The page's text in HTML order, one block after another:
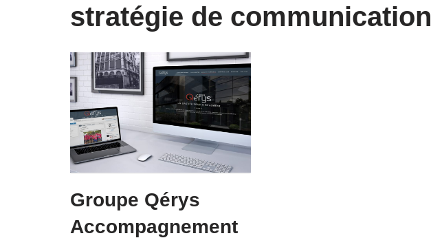
stratégie de communication
Groupe Qérys
Accompagnement